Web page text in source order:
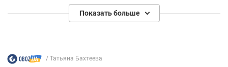
Показать больше
Татьяна Бахтеева